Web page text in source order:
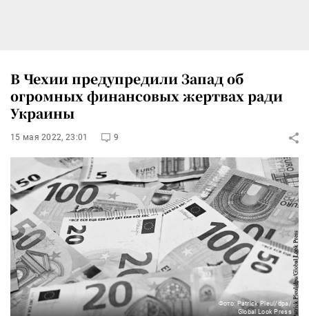
В Чехии предупредили Запад об
огромных финансовых жертвах ради
Украины
15 мая 2022, 23:01 9
Фото: Patrick Pleul/dpa/
Global Look Press